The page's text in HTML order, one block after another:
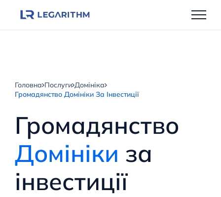
Головна Послуги Домініка
Громадянство Домініки За Інвестиції
Громадянство
Домініки за
інвестиції